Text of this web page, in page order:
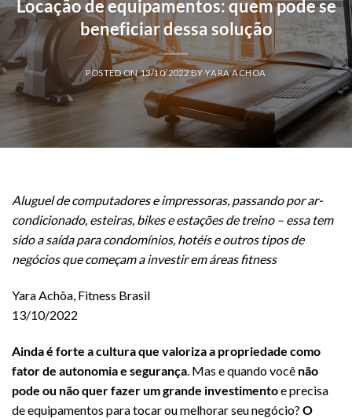
Locação de equipamentos: quem pode se
beneficiar dessa solução
POSTED ON13/10/2022BYYARA ACHOA
Aluguel de computadores e impressoras, passando por ar-
condicionado, esteiras, bikes e estações de treino – essa tem
sido a saída para condomínios, hotéis e outros tipos de
negócios que começam a investir em áreas fitness
Yara Achôa, Fitness Brasil
13/10/2022
Ainda é forte a cultura que valoriza a propriedade como
fator de autonomia e segurança . Mas e quando você não
pode ou não quer fazer um grande investimentoe precisa
de equipamentos para tocar ou melhorar seu negócio? O